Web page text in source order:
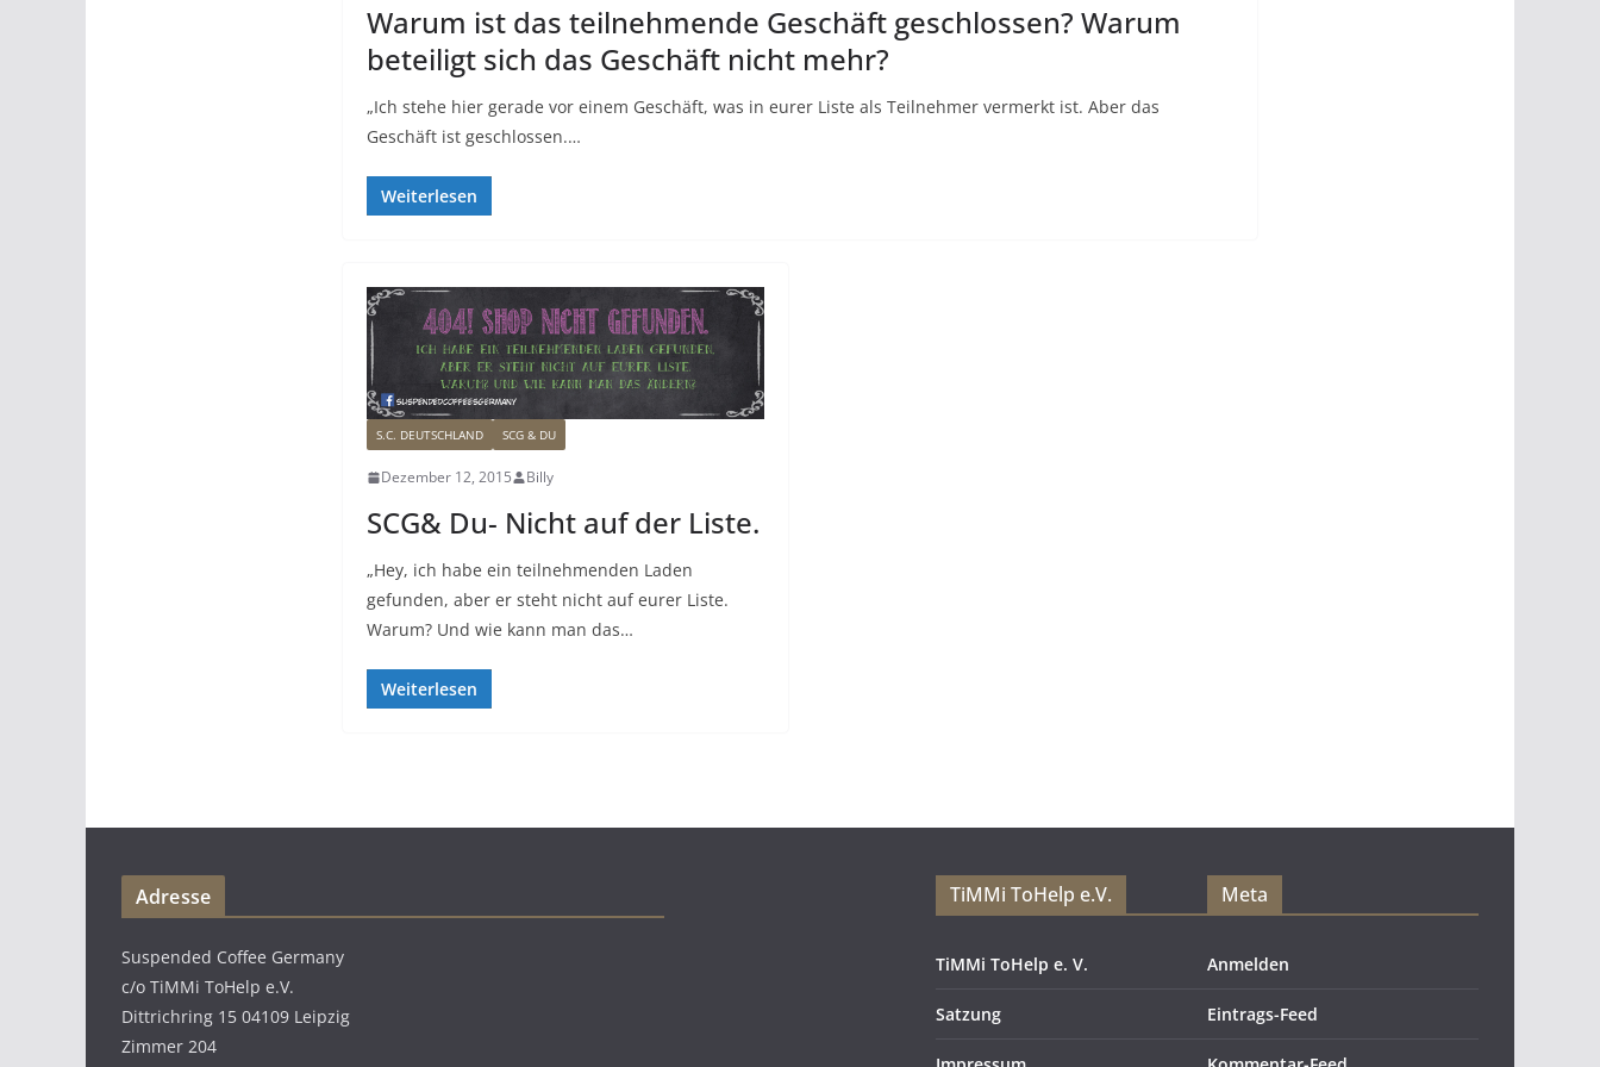
Warum ist das teilnehmende Geschäft geschlossen? Warum
beteiligt sich das Geschäft nicht mehr?
„Ich stehe hier gerade vor einem Geschäft, was in eurer Liste als Teilnehmer vermerkt ist. Aber das
Geschäft ist geschlossen.…
Weiterlesen
S.C. DEUTSCHLAND SCG & DU
Dezember 12, 2015 Billy
SCG& Du- Nicht auf der Liste.
„Hey, ich habe ein teilnehmenden Laden
gefunden, aber er steht nicht auf eurer Liste.
Warum? Und wie kann man das…
Weiterlesen
Adresse
Suspended Coffee Germany
c/o TiMMi ToHelp e.V.
Dittrichring 15 04109 Leipzig
Zimmer 204
TiMMi ToHelp e.V.
TiMMi ToHelp e. V.
Satzung
Meta
Anmelden
Eintrags-Feed